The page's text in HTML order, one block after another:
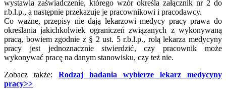
wystawia zaświadczenie, którego wzór określa załącznik nr 2 do
r.b.l.p., a następnie przekazuje je pracownikowi i pracodawcy.
Co ważne, przepisy nie dają lekarzowi medycy pracy prawa do
określania jakichkolwiek ograniczeń związanych z wykonywaną
pracą, bowiem zgodnie z § 2 ust. 5 r.b.l.p., rolą lekarza medycyny
pracy jest jednoznacznie stwierdzić, czy pracownik może
wykonywać pracę na danym stanowisku, czy też nie.
Zobacz także: Rodzaj badania wybierze lekarz medycyny
pracy>>